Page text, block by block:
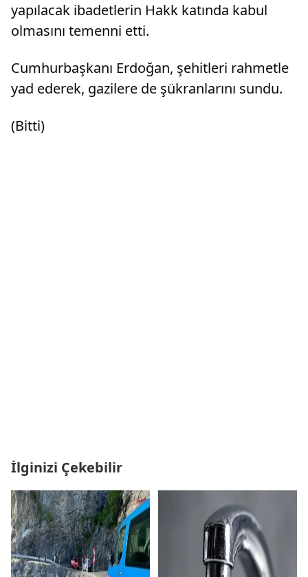
yapılacak ibadetlerin Hakk katında kabul
olmasını temenni etti.
Cumhurbaşkanı Erdoğan, şehitleri rahmetle
yad ederek, gazilere de şükranlarını sundu.
(Bitti)
İlginizi Çekebilir